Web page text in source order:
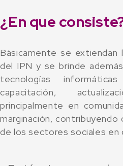
¿En que
Básicamente se extiendan
del IPN y se brinde
tecnologías
capacitación,
principalmente en
marginación, contribuyendo
de los sectores sociales en